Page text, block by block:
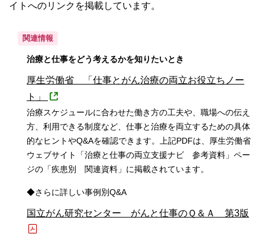
イトへのリンクを掲載しています。
関連情報
治療と仕事をどう考えるかを知りたいとき
厚生労働省 「仕事とがん治療の両立お役立ちノー
ト」
治療スケジュールに合わせた働き方の工夫や、職場への伝え
方、利用できる制度など、仕事と治療を両立するための具体
的なヒントやQ&Aを確認できます。上記PDFは、厚生労働省
ウェブサイト「治療と仕事の両立支援ナビ 参考資料」ペー
ジの「疾患別 関連資料」に掲載されています。
◆さらに詳しい事例別Q&A
国立がん研究センター がんと仕事のＱ＆Ａ 第3版